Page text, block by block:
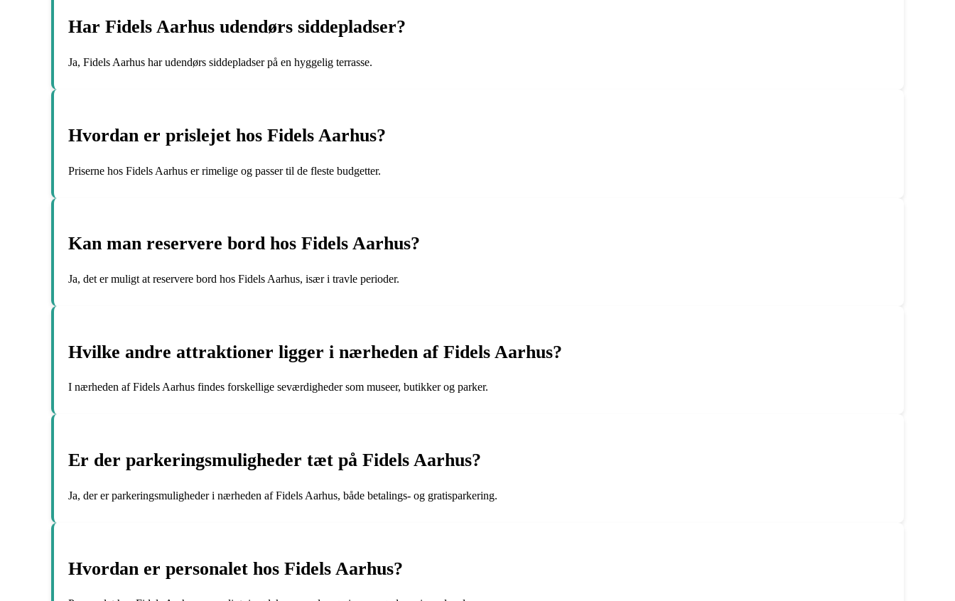
Har Fidels Aarhus udendørs siddepladser?
Ja, Fidels Aarhus har udendørs siddepladser på en hyggelig terrasse.
Hvordan er prislejet hos Fidels Aarhus?
Priserne hos Fidels Aarhus er rimelige og passer til de fleste budgetter.
Kan man reservere bord hos Fidels Aarhus?
Ja, det er muligt at reservere bord hos Fidels Aarhus, især i travle perioder.
Hvilke andre attraktioner ligger i nærheden af Fidels Aarhus?
I nærheden af Fidels Aarhus findes forskellige seværdigheder som museer, butikker og parker.
Er der parkeringsmuligheder tæt på Fidels Aarhus?
Ja, der er parkeringsmuligheder i nærheden af Fidels Aarhus, både betalings- og gratisparkering.
Hvordan er personalet hos Fidels Aarhus?